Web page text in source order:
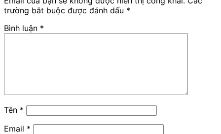
trường bắt buộc được đánh dấu *
Bình luận *
Tên *
Email *